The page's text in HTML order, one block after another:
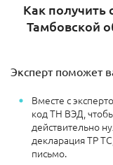
Как получить
Тамбовской
Эксперт поможет
Вместе с
код ТН ВЭД,
действительно
декларация ТР
письмо.